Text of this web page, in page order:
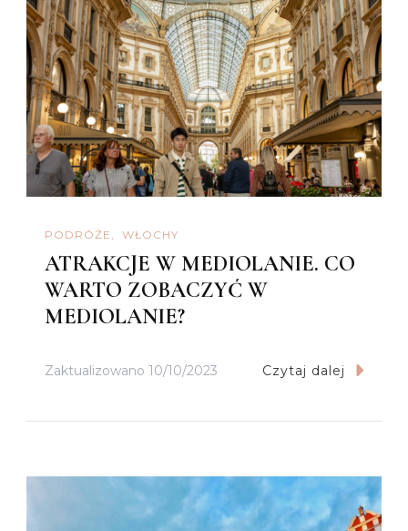
PODRÓŻE WŁOCHY
ATRAKCJE W MEDIOLANIE. CO
WARTO ZOBACZYĆ W
MEDIOLANIE?
Zaktualizowano 10/10/2023 Czytaj dalej